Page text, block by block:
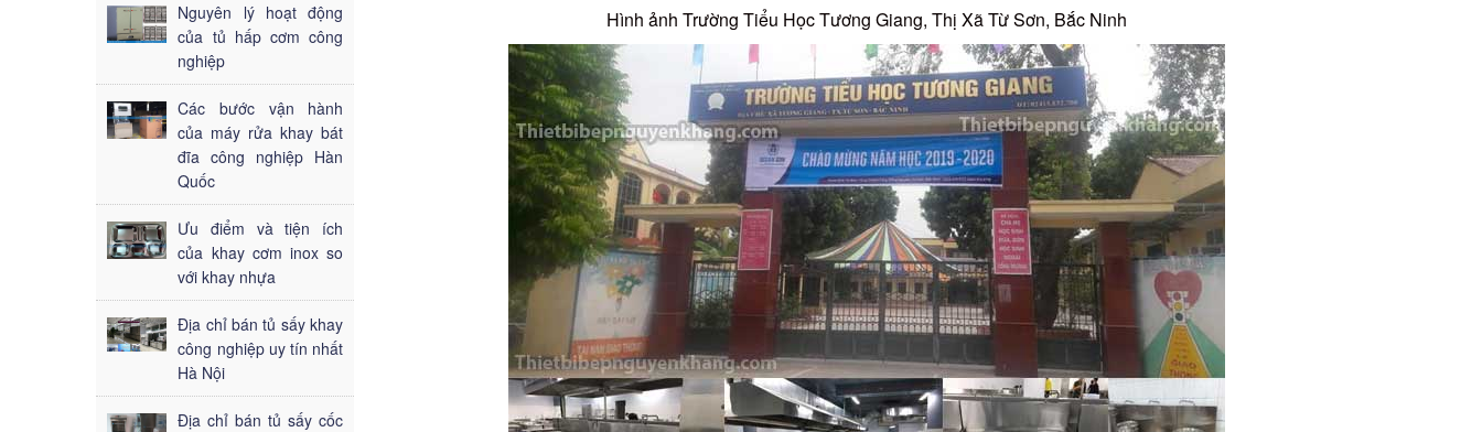
Hình ảnh Trường Tiểu Học Tương Giang, Thị Xã Từ Sơn, Bắc Ninh
Nguyên lý hoạt động
của tủ hấp cơm công
nghiệp
Các bước vận hành
của máy rửa khay bát
đĩa công nghiệp Hàn
Quốc
Ưu điểm và tiện ích
của khay cơm inox so
với khay nhựa
Địa chỉ bán tủ sấy khay
công nghiệp uy tín nhất
Hà Nội
Địa chỉ bán tủ sấy cốc